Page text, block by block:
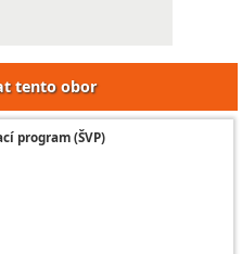
tento obor
program (ŠVP)